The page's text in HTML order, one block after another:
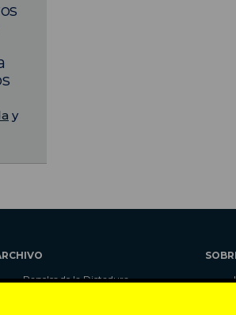
y
Papeles de la Dictadura